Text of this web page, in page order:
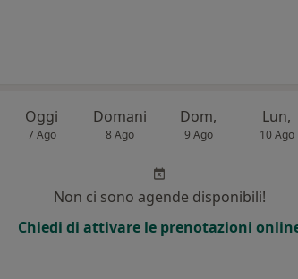
Oggi
7 Ago
Domani
8 Ago
Dom,
9 Ago
Lun,
10 Ago
Non ci sono agende disponibili!
Chiedi di attivare le prenotazioni